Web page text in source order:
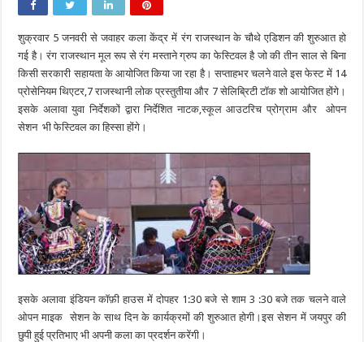
आज
से
जेकेके
में
शुक्रवार 5 जनवरी से जवाहर कला केंद्र में रंग राजस्थान के चौथे एडिशन की शुरुआत हो
गई है। रंग राजस्थान मूल रूप से रंग मस्ताने ग्रुप का फेस्टिवल है जो की तीन साल से बिना
किसी सरकारी सहायता के आयोजित किया जा रहा है। सप्ताहभर चलने वाले इस फेस्ट में 14
प्रोसेनियम थिएटर,7 राजस्थानी लोक प्रस्तुतीया और 7 सेलिब्रिटी टॉक शो आयोजित होंगे।
इसके अलावा युवा निर्देशकों द्वारा निर्देशित नाटक,स्कूल आउटरिच प्रोग्राम और ओपन
सेशन भी फेस्टिवल का हिस्सा होंगे।
इसके अलावा इंडियन कॉफ़ी हाउस में दोपहर 1:30 बजे से शाम 3 :30 बजे तक चलने वाले
ओपन माइक सेशन के साथ दिन के कार्यक्रमों की शुरुआत होगी।इस सेशन में जयपुर की
छुपी हुई प्रतिभाए भी अपनी कला का प्रदर्शन करेंगी।